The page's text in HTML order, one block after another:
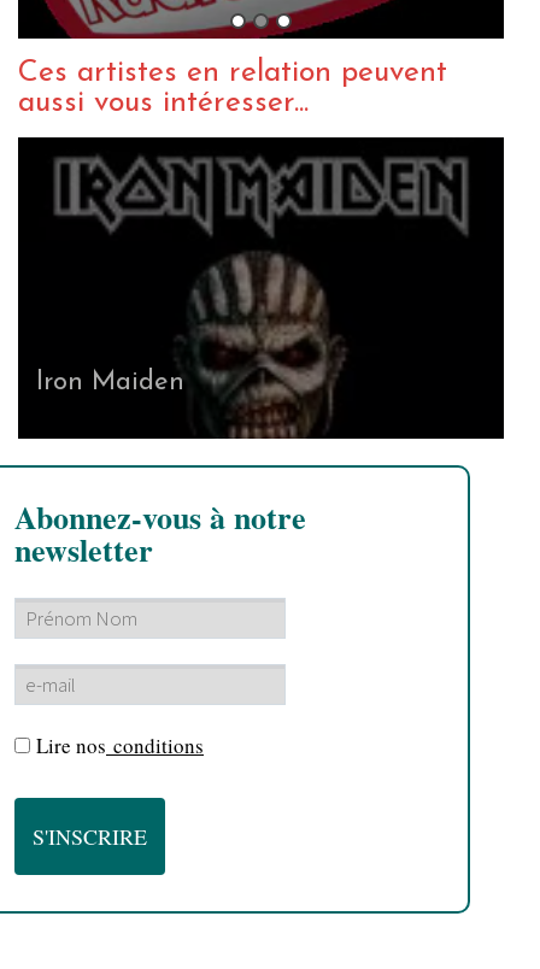
Ces artistes en relation peuvent
aussi vous intéresser...
Iron Maiden
Abonnez-vous à notre
newsletter
Lire nos conditions